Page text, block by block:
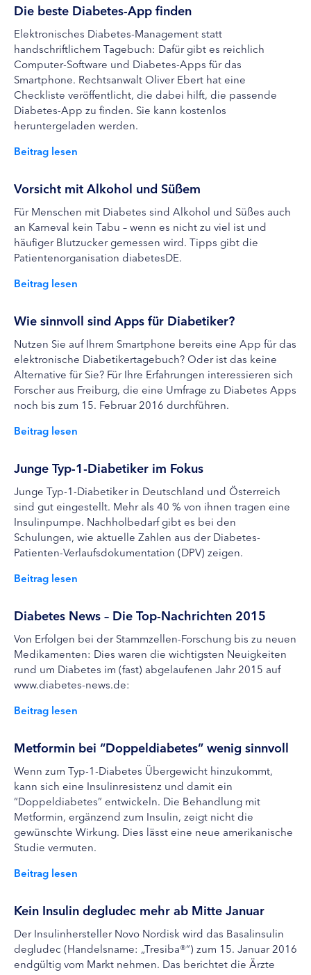
Die beste Diabetes-App finden
Elektronisches Diabetes-Management statt
handschriftlichem Tagebuch: Dafür gibt es reichlich
Computer-Software und Diabetes-Apps für das
Smartphone. Rechtsanwalt Oliver Ebert hat eine
Checkliste veröffentlicht, die dabei hilft, die passende
Diabetes-App zu finden. Sie kann kostenlos
heruntergeladen werden.
Beitrag lesen
Vorsicht mit Alkohol und Süßem
Für Menschen mit Diabetes sind Alkohol und Süßes auch
an Karneval kein Tabu – wenn es nicht zu viel ist und
häufiger Blutzucker gemessen wird. Tipps gibt die
Patientenorganisation diabetesDE.
Beitrag lesen
Wie sinnvoll sind Apps für Diabetiker?
Nutzen Sie auf Ihrem Smartphone bereits eine App für das
elektronische Diabetikertagebuch? Oder ist das keine
Alternative für Sie? Für Ihre Erfahrungen interessieren sich
Forscher aus Freiburg, die eine Umfrage zu Diabetes Apps
noch bis zum 15. Februar 2016 durchführen.
Beitrag lesen
Junge Typ-1-Diabetiker im Fokus
Junge Typ-1-Diabetiker in Deutschland und Österreich
sind gut eingestellt. Mehr als 40 % von ihnen tragen eine
Insulinpumpe. Nachholbedarf gibt es bei den
Schulungen, wie aktuelle Zahlen aus der Diabetes-
Patienten-Verlaufsdokumentation (DPV) zeigen.
Beitrag lesen
Diabetes News – Die Top-Nachrichten 2015
Von Erfolgen bei der Stammzellen-Forschung bis zu neuen
Medikamenten: Dies waren die wichtigsten Neuigkeiten
rund um Diabetes im (fast) abgelaufenen Jahr 2015 auf
www.diabetes-news.de:
Beitrag lesen
Metformin bei “Doppeldiabetes” wenig sinnvoll
Wenn zum Typ-1-Diabetes Übergewicht hinzukommt,
kann sich eine Insulinresistenz und damit ein
“Doppeldiabetes” entwickeln. Die Behandlung mit
Metformin, ergänzend zum Insulin, zeigt nicht die
gewünschte Wirkung. Dies lässt eine neue amerikanische
Studie vermuten.
Beitrag lesen
Kein Insulin degludec mehr ab Mitte Januar
Der Insulinhersteller Novo Nordisk wird das Basalinsulin
degludec (Handelsname: „Tresiba®“) zum 15. Januar 2016
endgültig vom Markt nehmen. Das berichtet die Ärzte